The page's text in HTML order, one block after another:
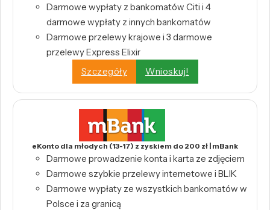
Darmowe wypłaty z bankomatów Citi i 4
darmowe wypłaty z innych bankomatów
Darmowe przelewy krajowe i 3 darmowe
przelewy Express Elixir
Szczegóły
Wnioskuj!
eKonto dla młodych (13-17) z zyskiem do 200 zł | mBank
Darmowe prowadzenie konta i karta ze zdjęciem
Darmowe szybkie przelewy internetowe i BLIK
Darmowe wypłaty ze wszystkich bankomatów w
Polsce i za granicą